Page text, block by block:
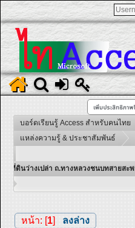
บอร์ดเรียนรู้ Access สำหรับคนไทย
แหล่งความรู้ & ประชาสัมพันธ์
ที่ดินว่างเปล่า ถ.ทางหลวงชนบทสายส
หน้า: [1] ลงล่าง